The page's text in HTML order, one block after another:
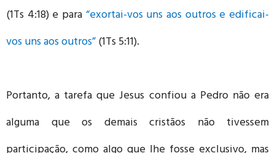
(1Ts 4:18) e para“exortai-vos uns aos outros e edificai-
vos uns aos outros”(1Ts 5:11).
Portanto, a tarefa que Jesus confiou a Pedro não era
alguma que os demais cristãos não tivessem